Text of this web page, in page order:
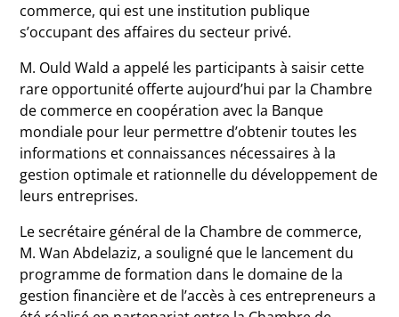
commerce, qui est une institution publique
s’occupant des affaires du secteur privé.
M. Ould Wald a appelé les participants à saisir cette
rare opportunité offerte aujourd’hui par la Chambre
de commerce en coopération avec la Banque
mondiale pour leur permettre d’obtenir toutes les
informations et connaissances nécessaires à la
gestion optimale et rationnelle du développement de
leurs entreprises.
Le secrétaire général de la Chambre de commerce,
M. Wan Abdelaziz, a souligné que le lancement du
programme de formation dans le domaine de la
gestion financière et de l’accès à ces entrepreneurs a